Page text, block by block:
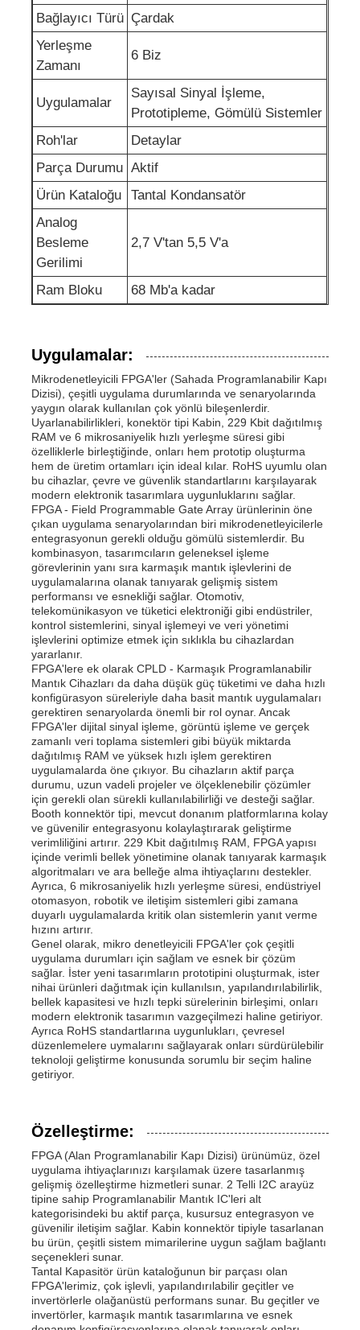
SRAM çipi
NOR flaş
EPROM IC
UART IC
ADC DAC
RF entegre devreler
PLC Programlama
GPS Modülü
Radyo Frekans Modülü
Güç modülü
Katı hal rölesi
İletişim Anteni
Bağlayıcı
Güç yönetimi çipi
Bağlayıcı Türü Çardak
Yerleşme
Zamanı
6 Biz
Uygulamalar
Sayısal Sinyal İşleme,
Prototipleme, Gömülü Sistemler
Roh'lar
Detaylar
Parça Durumu Aktif
Ürün Kataloğu
Tantal Kondansatör
Analog
Besleme
Gerilimi
2,7 V'tan 5,5 V'a
Ram Bloku 68 Mb'a kadar
Uygulamalar:
Mikrodenetleyicili FPGA'ler (Sahada Programlanabilir Kapı
Dizisi), çeşitli uygulama durumlarında ve senaryolarında
yaygın olarak kullanılan çok yönlü bileşenlerdir.
Uyarlanabilirlikleri, konektör tipi Kabin, 229 Kbit dağıtılmış
RAM ve 6 mikrosaniyelik hızlı yerleşme süresi gibi
özelliklerle birleştiğinde, onları hem prototip oluşturma
hem de üretim ortamları için ideal kılar. RoHS uyumlu olan
bu cihazlar, çevre ve güvenlik standartlarını karşılayarak
modern elektronik tasarımlara uygunluklarını sağlar.
FPGA - Field Programmable Gate Array ürünlerinin öne
çıkan uygulama senaryolarından biri mikrodenetleyicilerle
entegrasyonun gerekli olduğu gömülü sistemlerdir. Bu
kombinasyon, tasarımcıların geleneksel işleme
görevlerinin yanı sıra karmaşık mantık işlevlerini de
uygulamalarına olanak tanıyarak gelişmiş sistem
performansı ve esnekliği sağlar. Otomotiv,
telekomünikasyon ve tüketici elektroniği gibi endüstriler,
kontrol sistemlerini, sinyal işlemeyi ve veri yönetimi
işlevlerini optimize etmek için sıklıkla bu cihazlardan
yararlanır.
FPGA'lere ek olarak CPLD - Karmaşık Programlanabilir
Mantık Cihazları da daha düşük güç tüketimi ve daha hızlı
konfigürasyon süreleriyle daha basit mantık uygulamaları
gerektiren senaryolarda önemli bir rol oynar. Ancak
FPGA'ler dijital sinyal işleme, görüntü işleme ve gerçek
zamanlı veri toplama sistemleri gibi büyük miktarda
dağıtılmış RAM ve yüksek hızlı işlem gerektiren
uygulamalarda öne çıkıyor. Bu cihazların aktif parça
durumu, uzun vadeli projeler ve ölçeklenebilir çözümler
için gerekli olan sürekli kullanılabilirliği ve desteği sağlar.
Booth konnektör tipi, mevcut donanım platformlarına kolay
ve güvenilir entegrasyonu kolaylaştırarak geliştirme
verimliliğini artırır. 229 Kbit dağıtılmış RAM, FPGA yapısı
içinde verimli bellek yönetimine olanak tanıyarak karmaşık
algoritmaları ve ara belleğe alma ihtiyaçlarını destekler.
Ayrıca, 6 mikrosaniyelik hızlı yerleşme süresi, endüstriyel
otomasyon, robotik ve iletişim sistemleri gibi zamana
duyarlı uygulamalarda kritik olan sistemlerin yanıt verme
hızını artırır.
Genel olarak, mikro denetleyicili FPGA'ler çok çeşitli
uygulama durumları için sağlam ve esnek bir çözüm
sağlar. İster yeni tasarımların prototipini oluşturmak, ister
nihai ürünleri dağıtmak için kullanılsın, yapılandırılabilirlik,
bellek kapasitesi ve hızlı tepki sürelerinin birleşimi, onları
modern elektronik tasarımın vazgeçilmezi haline getiriyor.
Ayrıca RoHS standartlarına uygunlukları, çevresel
düzenlemelere uymalarını sağlayarak onları sürdürülebilir
teknoloji geliştirme konusunda sorumlu bir seçim haline
getiriyor.
Özelleştirme:
FPGA (Alan Programlanabilir Kapı Dizisi) ürünümüz, özel
uygulama ihtiyaçlarınızı karşılamak üzere tasarlanmış
gelişmiş özelleştirme hizmetleri sunar. 2 Telli I2C arayüz
tipine sahip Programlanabilir Mantık IC'leri alt
kategorisindeki bu aktif parça, kusursuz entegrasyon ve
güvenilir iletişim sağlar. Kabin konnektör tipiyle tasarlanan
bu ürün, çeşitli sistem mimarilerine uygun sağlam bağlantı
seçenekleri sunar.
Tantal Kapasitör ürün kataloğunun bir parçası olan
FPGA'lerimiz, çok işlevli, yapılandırılabilir geçitler ve
invertörlerle olağanüstü performans sunar. Bu geçitler ve
invertörler, karmaşık mantık tasarımlarına ve esnek